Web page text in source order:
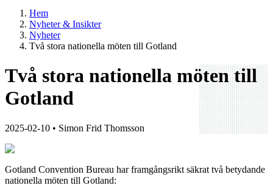
Hem
Nyheter & Insikter
Nyheter
Två stora nationella möten till Gotland
Två stora nationella möten till
Gotland
2025-02-10 • Simon Frid Thomsson
Gotland Convention Bureau har framgångsrikt säkrat två betydande
nationella möten till Gotland: